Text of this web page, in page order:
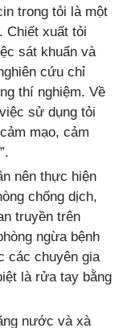
trong tỏi là một
Chiết xuất tỏi
sát khuẩn và
cứu chỉ
thí nghiệm. Về
sử dụng tỏi
mạo, cảm
nên thực hiện
chống dịch,
truyền trên
ngừa bệnh
các chuyên gia
là rửa tay bằng
nước và xà